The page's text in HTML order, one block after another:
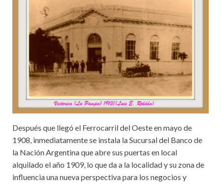
Después que llegó el Ferrocarril del Oeste en mayo de
1908, inmediatamente se instala la Sucursal del Banco de
la Nación Argentina que abre sus puertas en local
alquilado el año 1909, lo que da a la localidad y su zona de
influencia una nueva perspectiva para los negocios y